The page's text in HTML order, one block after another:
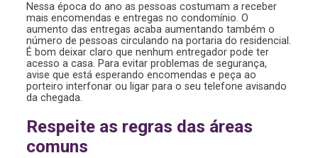
Nessa época do ano as pessoas costumam a receber
mais encomendas e entregas no condomínio. O
aumento das entregas acaba aumentando também o
número de pessoas circulando na portaria do residencial.
É bom deixar claro que nenhum entregador pode ter
acesso a casa. Para evitar problemas de segurança,
avise que está esperando encomendas e peça ao
porteiro interfonar ou ligar para o seu telefone avisando
da chegada.
Respeite as regras das áreas
comuns